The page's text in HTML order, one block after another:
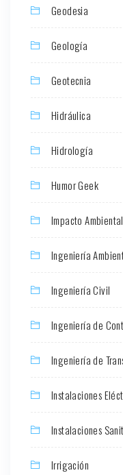
Geodesia
Geología
Geotecnia
Hidráulica
Hidrología
Humor Geek
Impacto Ambiental
Ingeniería
Ingeniería Civil
Ingeniería de
Ingeniería de
Instalaciones
Instalaciones
Irrigación